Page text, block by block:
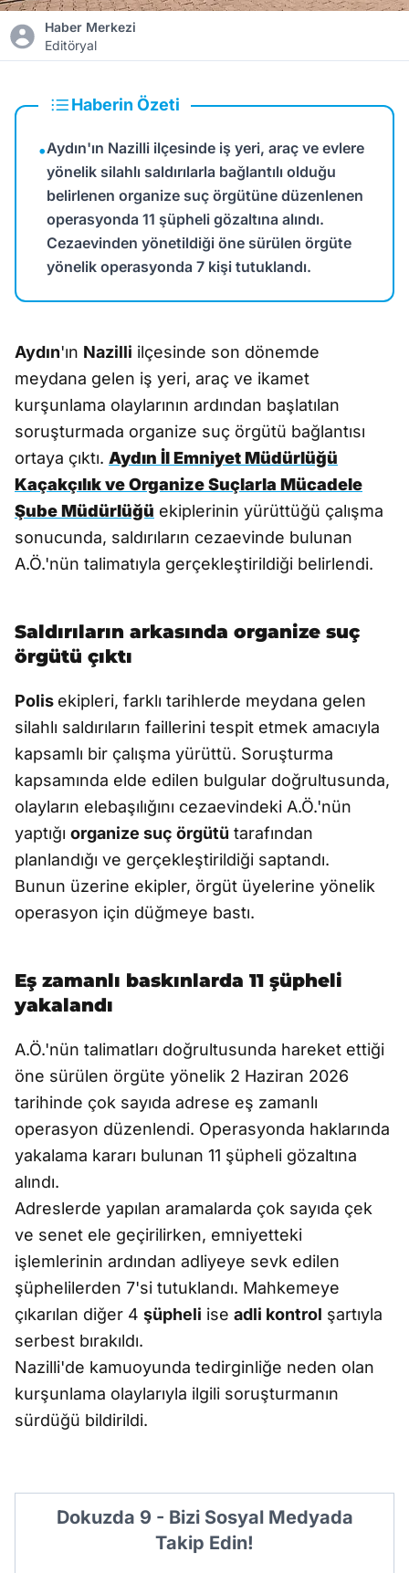
Haber Merkezi
Editöryal
Haberin Özeti
•Aydın'ın Nazilli ilçesinde iş yeri, araç ve evlere
yönelik silahlı saldırılarla bağlantılı olduğu
belirlenen organize suç örgütüne düzenlenen
operasyonda 11 şüpheli gözaltına alındı.
Cezaevinden yönetildiği öne sürülen örgüte
yönelik operasyonda 7 kişi tutuklandı.
Aydın'ın Nazilli ilçesinde son dönemde
meydana gelen iş yeri, araç ve ikamet
kurşunlama olaylarının ardından başlatılan
soruşturmada organize suç örgütü bağlantısı
ortaya çıktı. Aydın İl Emniyet Müdürlüğü
Kaçakçılık ve Organize Suçlarla Mücadele
Şube Müdürlüğü ekiplerinin yürüttüğü çalışma
sonucunda, saldırıların cezaevinde bulunan
A.Ö.'nün talimatıyla gerçekleştirildiği belirlendi.
Saldırıların arkasında organize suç
örgütü çıktı
Polis ekipleri, farklı tarihlerde meydana gelen
silahlı saldırıların faillerini tespit etmek amacıyla
kapsamlı bir çalışma yürüttü. Soruşturma
kapsamında elde edilen bulgular doğrultusunda,
olayların elebaşılığını cezaevindeki A.Ö.'nün
yaptığı organize suç örgütü tarafından
planlandığı ve gerçekleştirildiği saptandı.
Bunun üzerine ekipler, örgüt üyelerine yönelik
operasyon için düğmeye bastı.
Eş zamanlı baskınlarda 11 şüpheli
yakalandı
A.Ö.'nün talimatları doğrultusunda hareket ettiği
öne sürülen örgüte yönelik 2 Haziran 2026
tarihinde çok sayıda adrese eş zamanlı
operasyon düzenlendi. Operasyonda haklarında
yakalama kararı bulunan 11 şüpheli gözaltına
alındı.
Adreslerde yapılan aramalarda çok sayıda çek
ve senet ele geçirilirken, emniyetteki
işlemlerinin ardından adliyeye sevk edilen
şüphelilerden 7'si tutuklandı. Mahkemeye
çıkarılan diğer 4 şüpheli ise adli kontrol şartıyla
serbest bırakıldı.
Nazilli'de kamuoyunda tedirginliğe neden olan
kurşunlama olaylarıyla ilgili soruşturmanın
sürdüğü bildirildi.
Dokuzda 9 - Bizi Sosyal Medyada
Takip Edin!